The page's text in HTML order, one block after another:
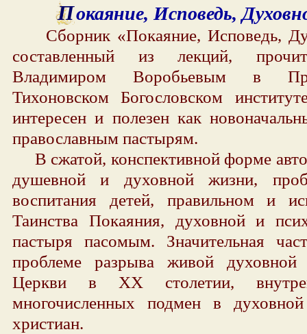
Покаяние, Исповедь,
Сборник «Покаяние, Исповедь,
составленный из лекций,
Владимиром Воробьевым в
Тихоновском Богословском
интересен и полезен как
православным пастырям.
В сжатой, конспективной форме
душевной и духовной жизни,
воспитания детей, правильном и
Таинства Покаяния, духовной и
пастыря пасомым. Значительная
проблеме разрыва живой
Церкви в XX столетии,
многочисленных подмен в
христиан.